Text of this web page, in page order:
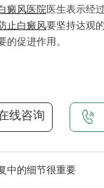
癜风医院 医生表示经
止白癜风要坚持达观
的促进作用。
线咨询
中的细节很重要